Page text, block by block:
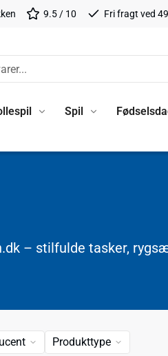
9.5 / 10 Fri fragt ved
Spil
– stilfulde tasker,
Produkttype